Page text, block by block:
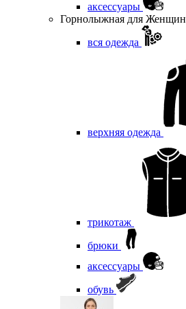
аксессуары
Горнолыжная для Женщин
вся одежда
верхняя одежда
трикотаж
брюки
аксессуары
обувь